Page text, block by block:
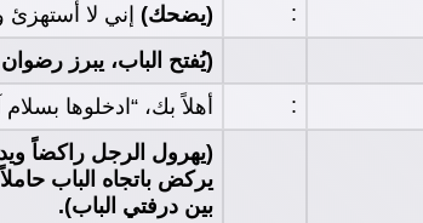
: (يضحك) إني لا
(يُفتح الباب، يبرز
:
أهلاً بك، “ادخلوها بسلام
(يهرول الرجل راكضاً
يركض باتجاه الباب
بين درفتي الباب).